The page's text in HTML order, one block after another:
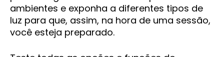
ambientes e exponha a diferentes tipos de
luz para que, assim, na hora de uma sessão,
você esteja preparado.